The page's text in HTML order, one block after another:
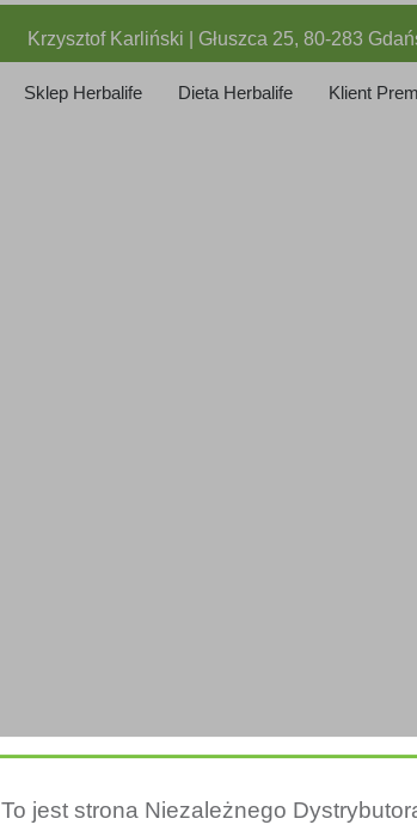
Krzysztof Karliński | Głuszca 25, 80-283
Sklep Herbalife Dieta Herbalife Klient
To jest strona Niezależnego